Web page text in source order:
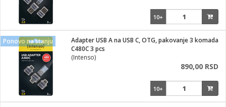
10+
Ponovo na stanju
Adapter USB A na USB C, OTG, pakovanje 3 komada
C480C 3 pcs
(Intenso)
890,00 RSD
10+